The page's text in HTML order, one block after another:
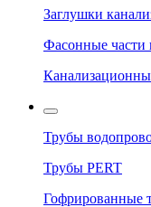
Заглушки
Фасонные части
Трубы
Трубы PERT
Гофрированные